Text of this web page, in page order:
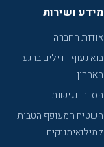
מידע ושירות
אודות החברה
בוא נעוף - דילים ברגע
האחרון
הסדרי נגישות
השטיח המעופף הטבות
למילואימניקים